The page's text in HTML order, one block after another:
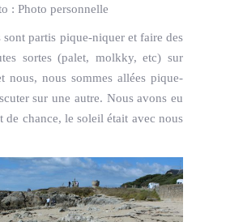
: Photo personnelle
sont partis pique-niquer et faire des
sortes (palet, molkky, etc) sur
nous, nous sommes allées pique-
sur une autre. Nous avons eu
de chance, le soleil était avec nous